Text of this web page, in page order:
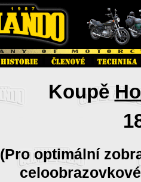
Koupě
(Pro optimální